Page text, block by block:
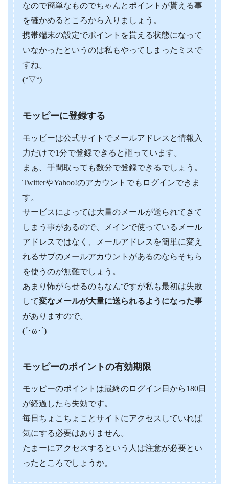
なので簡単なものでちゃんとポイントが貰える事
を確かめるところから入りましょう。
携帯端末の設定でポイントを貰える状態になって
いなかったというのは私もやってしまったミスで
すね。
(°▽°)
モッピーに登録する
モッピーは公式サイトでメールアドレスと情報入
力だけで1分で登録できると謳っています。
まぁ、手間取っても数分で登録できるでしょう。
TwitterやYahoo!のアカウントでもログインできま
す。
サービスによっては大量のメールが送られてきて
しまう事があるので、メインで使っているメール
アドレスではなく、メールアドレスを簡単に変え
れるサブのメールアカウントがあるのならそちら
を使うのが無難でしょう。
あまり怖がらせるのもなんですが私も最初は失敗
して変なメールが大量に送られるようになった事
がありますので。
(´･ω･`)
モッピーのポイントの有効期限
モッピーのポイントは最終のログイン日から180日
が経過したら失効です。
毎日ちょこちょことサイトにアクセスしていれば
気にする必要はありません。
たまーにアクセスするという人は注意が必要とい
ったところでしょうか。